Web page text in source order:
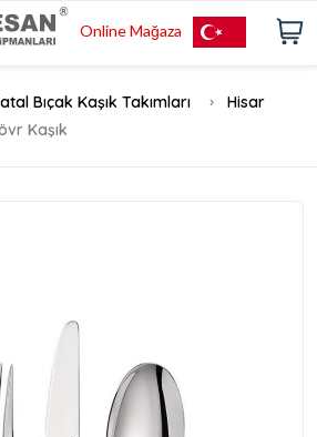
Online Mağaza
Bıçak Kaşık Takımları
Hisar
Kaşık